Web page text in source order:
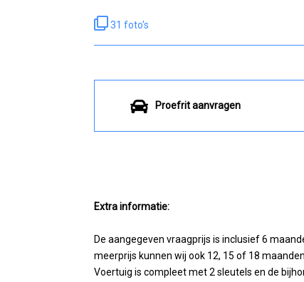
31 foto's
Proefrit aanvragen
Extra informatie:
De aangegeven vraagprijs is inclusief 6
meerprijs kunnen wij ook 12, 15 of 18
Voertuig is compleet met 2 sleutels en de